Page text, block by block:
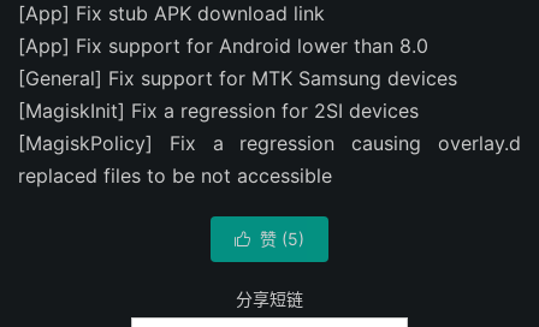
[App] Fix stub APK download link
[App] Fix support for Android lower than 8.0
[General] Fix support for MTK Samsung devices
[MagiskInit] Fix a regression for 2SI devices
[MagiskPolicy] Fix a regression causing overlay.d
replaced files to be not accessible
 赞 (5)
分享短链